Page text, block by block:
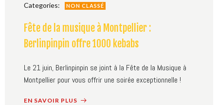
Categories: NON CLASSÉ
Fête de la musique à Montpellier :
Berlinpinpin offre 1000 kebabs
Le 21 juin, Berlinpinpin se joint à la Fête de la Musique à
Montpellier pour vous offrir une soirée exceptionnelle !
EN SAVOIR PLUS